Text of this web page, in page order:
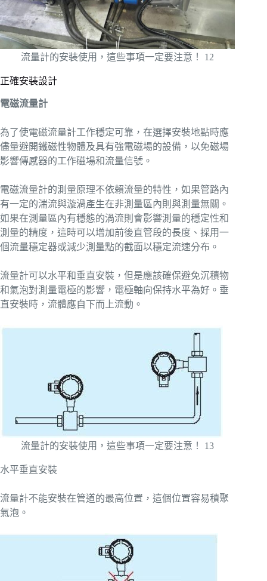
流量計的安裝使用，這些事項一定要注意！ 12
正確安裝設計
電磁流量計
為了使電磁流量計工作穩定可靠，在選擇安裝地點時應
儘量避開鐵磁性物體及具有強電磁場的設備，以免磁場
影響傳感器的工作磁場和流量信號。
電磁流量計的測量原理不依賴流量的特性，如果管路內
有一定的湍流與漩渦產生在非測量區內則與測量無關。
如果在測量區內有穩態的渦流則會影響測量的穩定性和
測量的精度，這時可以增加前後直管段的長度、採用一
個流量穩定器或減少測量點的截面以穩定流速分布。
流量計可以水平和垂直安裝，但是應該確保避免沉積物
和氣泡對測量電極的影響，電極軸向保持水平為好。垂
直安裝時，流體應自下而上流動。
流量計的安裝使用，這些事項一定要注意！ 13
水平垂直安裝
流量計不能安裝在管道的最高位置，這個位置容易積聚
氣泡。